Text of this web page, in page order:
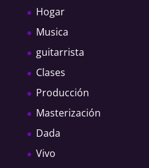
Hogar
Musica
guitarrista
Clases
Producción
Masterización
Dada
Vivo